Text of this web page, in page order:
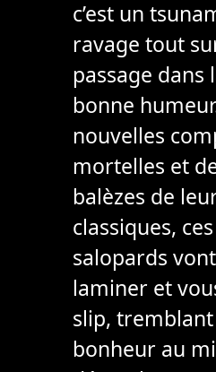
c’est un
ravage tout
passage dans
bonne
nouvelles
mortelles et
balèzes de
classiques,
salopards
laminer et
slip,
bonheur au